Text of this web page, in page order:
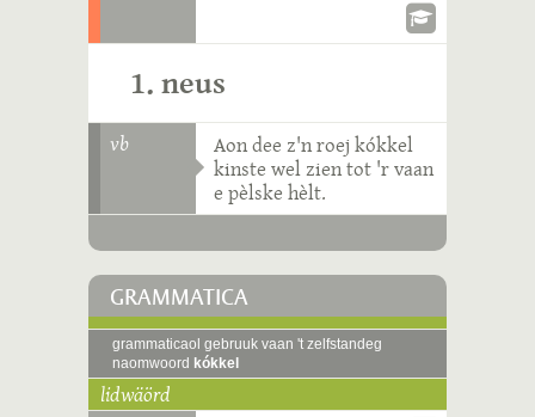
1. neus
vb
Aon dee z'n roej kókkel
kinste wel zien tot 'r vaan
e pèlske hèlt.
GRAMMATICA
grammaticaol gebruuk vaan 't zelfstandeg
naomwoord kókkel
lidwäörd